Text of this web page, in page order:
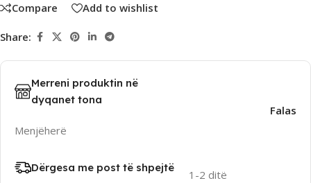
Compare Add to wishlist
Share:
Merreni produktin në
dyqanet tona
Menjëherë
Falas
Dërgesa me post të shpejtë
1-2 ditë